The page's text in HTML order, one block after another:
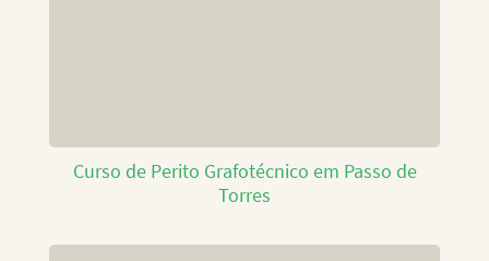
Curso de Perito Grafotécnico em Passo de
Torres